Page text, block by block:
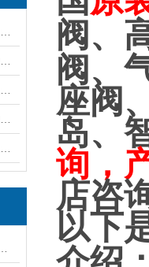
阀、
阀、
座阀
岛、
询，
店咨
以下